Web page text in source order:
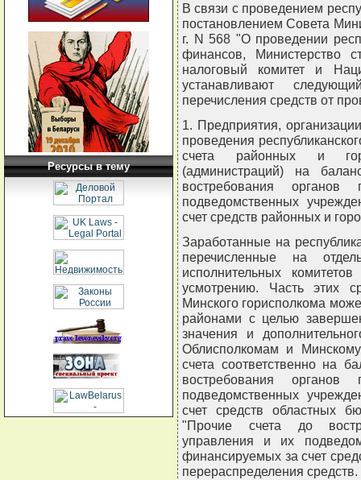
Ресурсы в тему
В связи с проведением
постановлением Совета
г. N 568 "О проведении
финансов, Министерство
налоговый комитет и
устанавливают
перечисления средств от
1. Предприятия,
проведения
счета районных и
(администраций) на
востребования органов
подведомственных
счет средств районных и
Заработанные на
перечисленные на
исполнительных
усмотрению. Часть этих
Минского горисполкома
районами с целью
значения и
Облисполкомам и
счета соответственно на
востребования органов
подведомственных
счет средств областных
"Прочие счета до
управления и их
финансируемых за счет
перераспределения средств.